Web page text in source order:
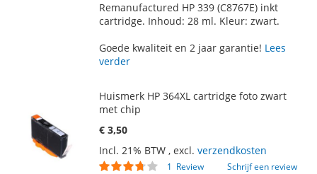
AAN
VERLANGLIJST
TE
VERGELIJKEN
Remanufactured HP 339 (C8767E) inkt
cartridge. Inhoud: 28 ml. Kleur: zwart.
Goede kwaliteit en 2 jaar garantie! Lees
verder
Huismerk HP 364XL cartridge foto zwart
met chip
€ 3,50
Incl. 21% BTW , excl. verzendkosten
Waardering:
1 Review Schrijf een review